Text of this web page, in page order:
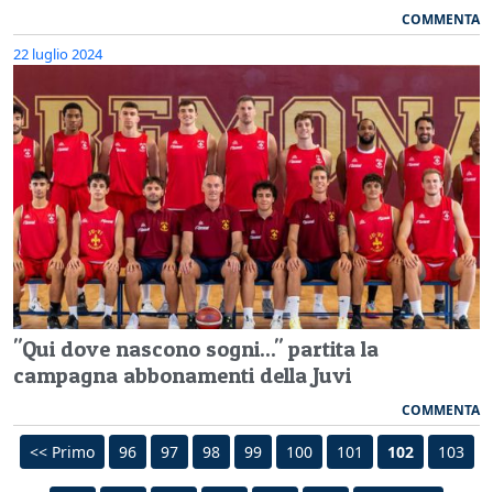
COMMENTA
22 luglio 2024
"Qui dove nascono sogni..." partita la
campagna abbonamenti della Juvi
COMMENTA
<< Primo 96 97 98 99 100 101 102 103